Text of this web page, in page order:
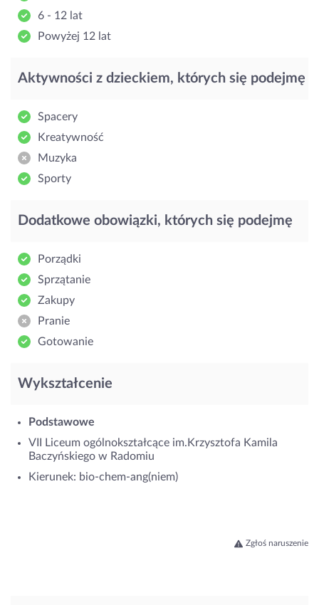
6 - 12 lat
Powyżej 12 lat
Aktywności z dzieckiem, których się podejmę
Spacery
Kreatywność
Muzyka
Sporty
Dodatkowe obowiązki, których się podejmę
Porządki
Sprzątanie
Zakupy
Pranie
Gotowanie
Wykształcenie
Podstawowe
VII Liceum ogólnokształcące im.Krzysztofa Kamila
Baczyńskiego w Radomiu
Kierunek: bio-chem-ang(niem)
Zgłoś naruszenie